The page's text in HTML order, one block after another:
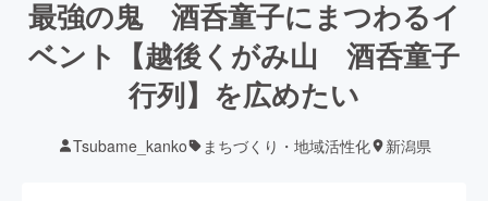
最強の鬼 酒呑童子にまつわるイ
ベント【越後くがみ山 酒呑童子
行列】を広めたい
Tsubame_kanko まちづくり・地域活性化 新潟県